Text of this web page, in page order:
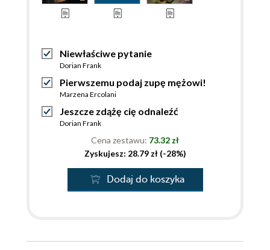
Niewłaściwe pytanie
Dorian Frank
Pierwszemu podaj zupę mężowi!
Marzena Ercolani
Jeszcze zdążę cię odnaleźć
Dorian Frank
Cena zestawu: 73.32 zł
Zyskujesz: 28.79 zł (-28%)
Dodaj do koszyka